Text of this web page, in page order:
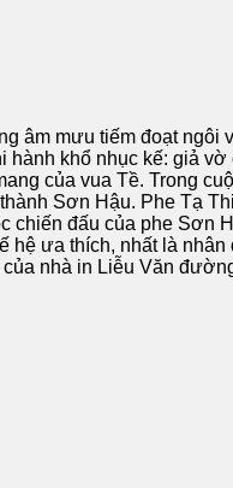
âm mưu tiếm đoạt ngôi
khổ nhục kế: giả
của vua Tề. Trong
Sơn Hậu. Phe Tạ
chiến đấu của phe Sơn
ưa thích, nhất là nhân
nhà in Liễu Văn